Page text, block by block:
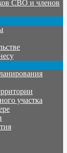
СВО и членов
участка